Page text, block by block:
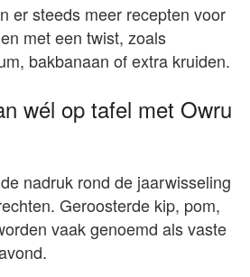
er steeds meer recepten voor
met een twist, zoals
bakbanaan of extra kruiden.
wél op tafel met Owru
nadruk rond de jaarwisseling
Geroosterde kip, pom,
vaak genoemd als vaste